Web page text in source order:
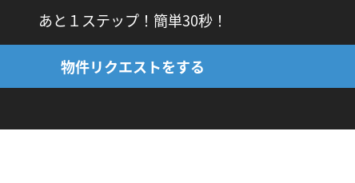
あと１ステップ！簡単30秒！
物件リクエストをする